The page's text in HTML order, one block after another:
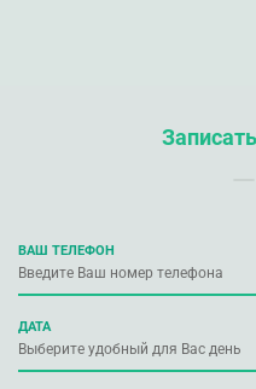
ВАШ ТЕЛЕФОН
ДАТА